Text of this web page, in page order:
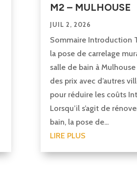
M2 – MULHOUSE
JUIL 2, 2026
Sommaire Introduction
la pose de carrelage
salle de bain à
des prix avec d’autres
pour réduire les coûts
Lorsqu’il s’agit de
bain, la pose de...
LIRE PLUS